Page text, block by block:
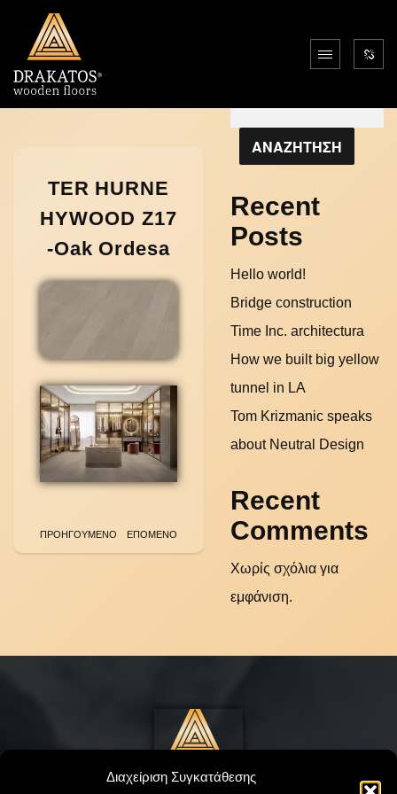
Διαχείριση Συγκατάθεσης
TER HURNE
HYWOOD Z17
-Oak Ordesa
ΠΡΟΗΓΟΥΜΕΝΟ ΕΠΟΜΕΝΟ
ΑΝΑΖΗΤΗΣΗ
Recent
Posts
Hello world!
Bridge construction
Time Inc. architectura
How we built big yellow
tunnel in LA
Tom Krizmanic speaks
about Neutral Design
Recent
Comments
Χωρίς σχόλια για
εμφάνιση.